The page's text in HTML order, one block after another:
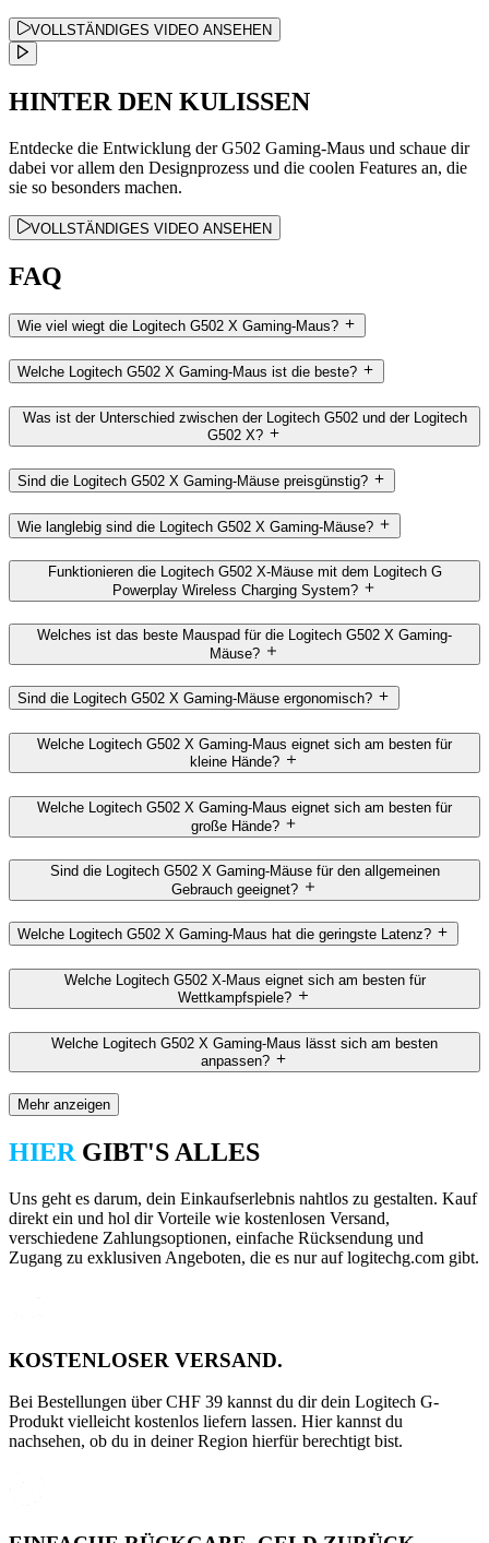
VOLLSTÄNDIGES VIDEO ANSEHEN
HINTER DEN KULISSEN
Entdecke die Entwicklung der G502 Gaming-Maus und schaue dir
dabei vor allem den Designprozess und die coolen Features an, die
sie so besonders machen.
VOLLSTÄNDIGES VIDEO ANSEHEN
FAQ
Wie viel wiegt die Logitech G502 X Gaming-Maus?
Welche Logitech G502 X Gaming-Maus ist die beste?
Was ist der Unterschied zwischen der Logitech G502 und der Logitech
G502 X?
Sind die Logitech G502 X Gaming-Mäuse preisgünstig?
Wie langlebig sind die Logitech G502 X Gaming-Mäuse?
Funktionieren die Logitech G502 X-Mäuse mit dem Logitech G
Powerplay Wireless Charging System?
Welches ist das beste Mauspad für die Logitech G502 X Gaming-
Mäuse?
Sind die Logitech G502 X Gaming-Mäuse ergonomisch?
Welche Logitech G502 X Gaming-Maus eignet sich am besten für
kleine Hände?
Welche Logitech G502 X Gaming-Maus eignet sich am besten für
große Hände?
Sind die Logitech G502 X Gaming-Mäuse für den allgemeinen
Gebrauch geeignet?
Welche Logitech G502 X Gaming-Maus hat die geringste Latenz?
Welche Logitech G502 X-Maus eignet sich am besten für
Wettkampfspiele?
Welche Logitech G502 X Gaming-Maus lässt sich am besten
anpassen?
Mehr anzeigen
HIER GIBT'S ALLES
Uns geht es darum, dein Einkaufserlebnis nahtlos zu gestalten. Kauf
direkt ein und hol dir Vorteile wie kostenlosen Versand,
verschiedene Zahlungsoptionen, einfache Rücksendung und
Zugang zu exklusiven Angeboten, die es nur auf logitechg.com gibt.
KOSTENLOSER VERSAND.
Bei Bestellungen über CHF 39 kannst du dir dein Logitech G-
Produkt vielleicht kostenlos liefern lassen. Hier kannst du
nachsehen, ob du in deiner Region hierfür berechtigt bist.